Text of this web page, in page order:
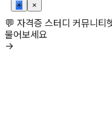
✳ ×
💬 자격증 스터디 커뮤니티
물어보세요
→